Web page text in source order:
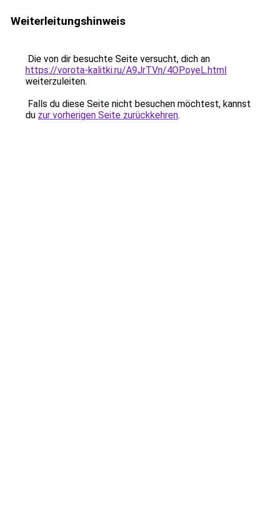
Weiterleitungshinweis
Die von dir besuchte Seite versucht, dich an
https://vorota-kalitki.ru/A9JrTVn/4OPoyeL.html
weiterzuleiten.
Falls du diese Seite nicht besuchen möchtest, kannst
du zur vorherigen Seite zurückkehren.